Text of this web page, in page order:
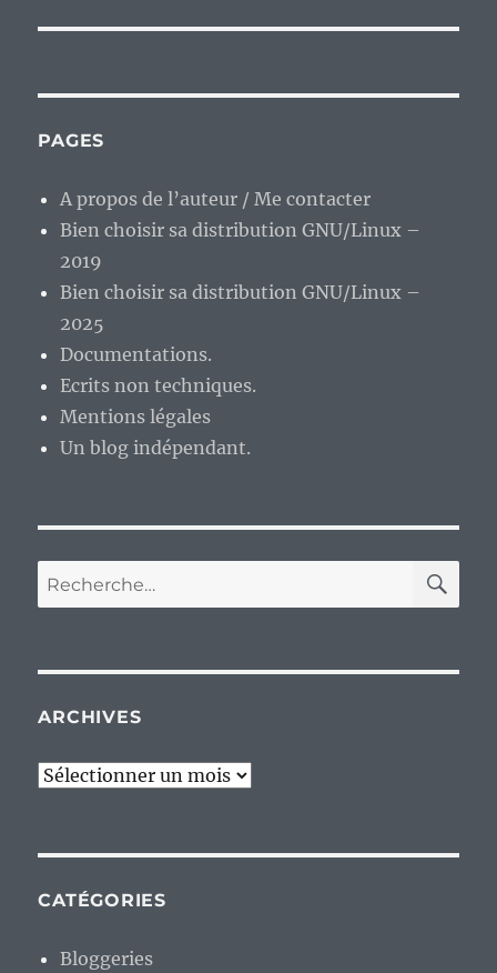
PAGES
A propos de l’auteur / Me contacter
Bien choisir sa distribution GNU/Linux –
2019
Bien choisir sa distribution GNU/Linux –
2025
Documentations.
Ecrits non techniques.
Mentions légales
Un blog indépendant.
Recherche
pour :
ARCHIVES
Archives
CATÉGORIES
Bloggeries